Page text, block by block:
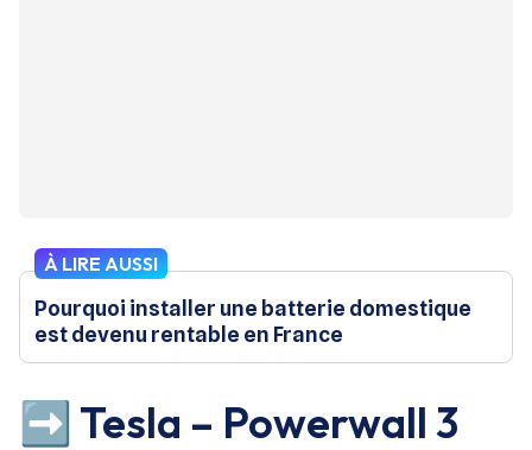
À LIRE AUSSI
Pourquoi installer une batterie domestique
est devenu rentable en France
➡️ Tesla – Powerwall 3